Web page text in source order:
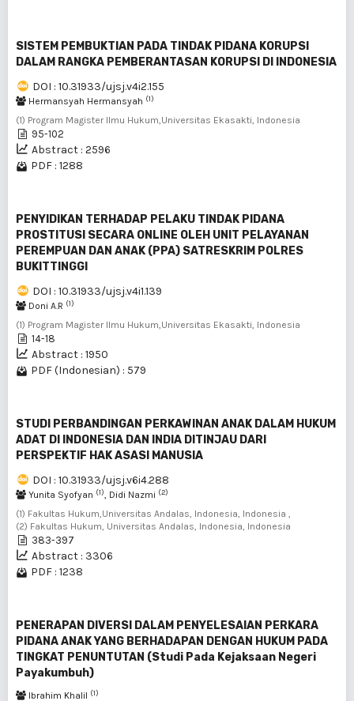
SISTEM PEMBUKTIAN PADA TINDAK PIDANA KORUPSI
DALAM RANGKA PEMBERANTASAN KORUPSI DI INDONESIA
DOI : 10.31933/ujsj.v4i2.155
Hermansyah Hermansyah (1)
(1) Program Magister Ilmu Hukum,Universitas Ekasakti, Indonesia
95-102
Abstract : 2596
PDF : 1288
PENYIDIKAN TERHADAP PELAKU TINDAK PIDANA
PROSTITUSI SECARA ONLINE OLEH UNIT PELAYANAN
PEREMPUAN DAN ANAK (PPA) SATRESKRIM POLRES
BUKITTINGGI
DOI : 10.31933/ujsj.v4i1.139
Doni A.R (1)
(1) Program Magister Ilmu Hukum,Universitas Ekasakti, Indonesia
14-18
Abstract : 1950
PDF (Indonesian) : 579
STUDI PERBANDINGAN PERKAWINAN ANAK DALAM HUKUM
ADAT DI INDONESIA DAN INDIA DITINJAU DARI
PERSPEKTIF HAK ASASI MANUSIA
DOI : 10.31933/ujsj.v6i4.288
Yunita Syofyan (1), Didi Nazmi (2)
(1) Fakultas Hukum,Universitas Andalas, Indonesia, Indonesia ,
(2) Fakultas Hukum, Universitas Andalas, Indonesia, Indonesia
383-397
Abstract : 3306
PDF : 1238
PENERAPAN DIVERSI DALAM PENYELESAIAN PERKARA
PIDANA ANAK YANG BERHADAPAN DENGAN HUKUM PADA
TINGKAT PENUNTUTAN (Studi Pada Kejaksaan Negeri
Payakumbuh)
Ibrahim Khalil (1)